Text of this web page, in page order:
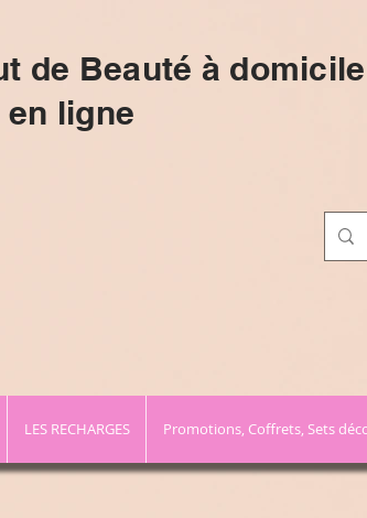
de Beauté à domicile
en ligne
LES RECHARGES Promotions, Coffrets, Sets